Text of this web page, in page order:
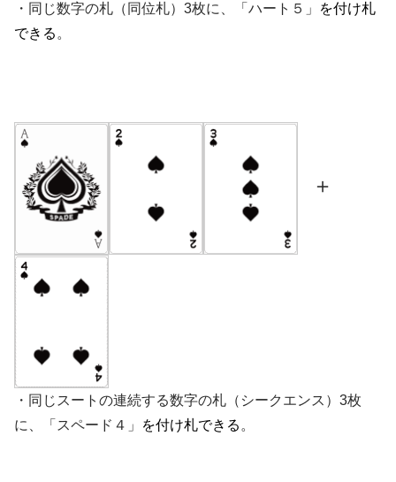
・同じ数字の札（同位札）3枚に、「ハート５」
を付け札
できる 。
＋
・同じスートの連続する数字の札（シークエンス）3枚
に、「スペード４」
を付け札できる 。